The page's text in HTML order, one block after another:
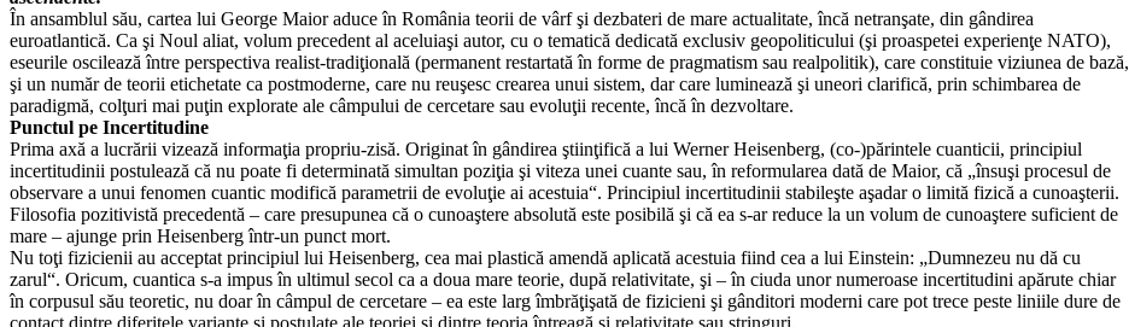
În ansamblul său, cartea lui George Maior aduce în România teorii de vârf şi dezbateri de mare actualitate, încă netranşate, din gândirea
euroatlantică. Ca şi Noul aliat, volum precedent al aceluiaşi autor, cu o tematică dedicată exclusiv geopoliticului (şi proaspetei experienţe NATO),
eseurile oscilează între perspectiva realist-tradiţională (permanent restartată în forme de pragmatism sau realpolitik), care constituie viziunea de bază,
şi un număr de teorii etichetate ca postmoderne, care nu reuşesc crearea unui sistem, dar care luminează şi uneori clarifică, prin schimbarea de
paradigmă, colţuri mai puţin explorate ale câmpului de cercetare sau evoluţii recente, încă în dezvoltare.
Punctul pe Incertitudine
Prima axă a lucrării vizează informaţia propriu-zisă. Originat în gândirea ştiinţifică a lui Werner Heisenberg, (co-)părintele cuanticii, principiul
incertitudinii postulează că nu poate fi determinată simultan poziţia şi viteza unei cuante sau, în reformularea dată de Maior, că „însuşi procesul de
observare a unui fenomen cuantic modifică parametrii de evoluţie ai acestuia“. Principiul incertitudinii stabileşte aşadar o limită fizică a cunoaşterii.
Filosofia pozitivistă precedentă – care presupunea că o cunoaştere absolută este posibilă şi că ea s-ar reduce la un volum de cunoaştere suficient de
mare – ajunge prin Heisenberg într-un punct mort.
Nu toţi fizicienii au acceptat principiul lui Heisenberg, cea mai plastică amendă aplicată acestuia fiind cea a lui Einstein: „Dumnezeu nu dă cu
zarul“. Oricum, cuantica s-a impus în ultimul secol ca a doua mare teorie, după relativitate, şi – în ciuda unor numeroase incertitudini apărute chiar
în corpusul său teoretic, nu doar în câmpul de cercetare – ea este larg îmbrăţişată de fizicieni şi gânditori moderni care pot trece peste liniile dure de
contact dintre diferitele variante şi postulate ale teoriei şi dintre teoria întreagă şi relativitate sau stringuri.